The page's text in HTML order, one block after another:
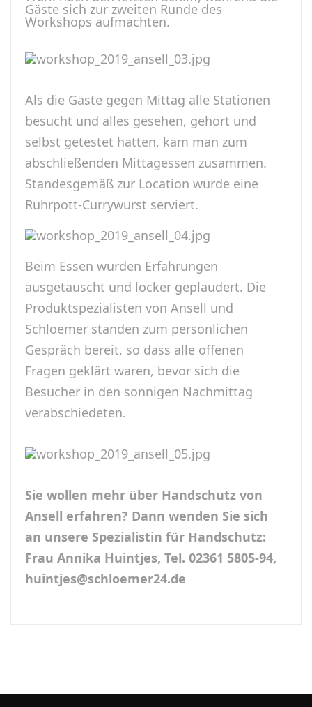
Gäste sich zur zweiten Runde des
Workshops aufmachten.
Als die Gäste gegen Mittag alle Stationen
besucht und alles gesehen, gehört und
selbst getestet hatten, kam man zum
abschließenden Mittagessen zusammen.
Standesgemäß zur Location wurde eine
Ruhrpott-Currywurst serviert.
Beim Essen wurden Erfahrungen
ausgetauscht und locker geplaudert. Die
Produktspezialisten von Ansell und
Schloemer standen zum persönlichen
Gespräch bereit, so dass alle offenen
Fragen geklärt waren, bevor sich die
Besucher in den sonnigen Nachmittag
verabschiedeten.
Sie wollen mehr über Handschutz von
Ansell erfahren? Dann wenden Sie sich
an unsere Spezialistin für Handschutz:
Frau Annika Huintjes, Tel. 02361 5805-94,
huintjes@schloemer24.de